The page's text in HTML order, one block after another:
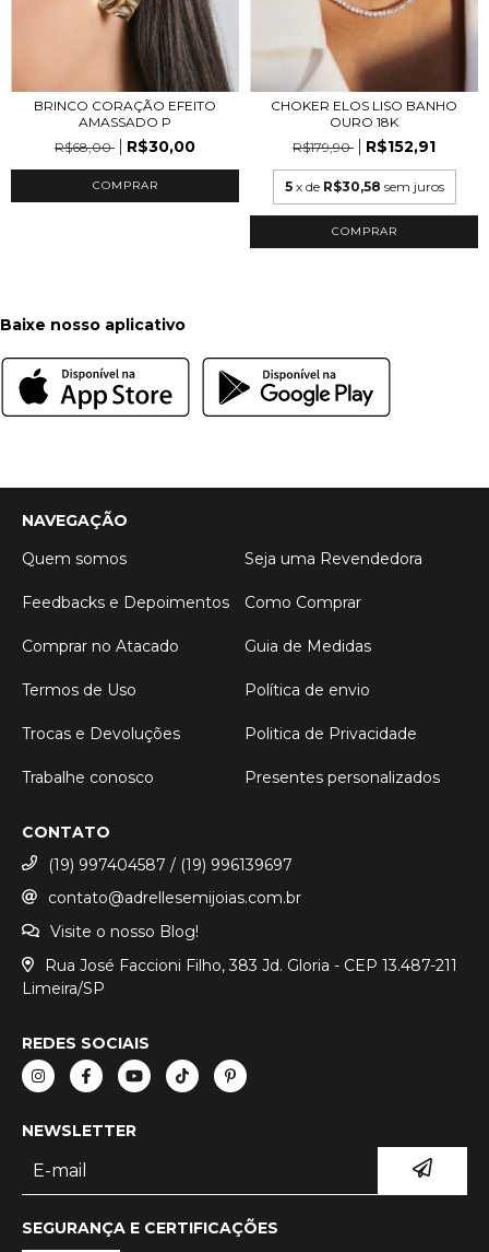
BRINCO CORAÇÃO EFEITO
AMASSADO P
R$68,00
R$30,00
COMPRAR
CHOKER ELOS LISO BANHO
OURO 18K
R$179,90
R$152,91
5 x de R$30,58 sem juros
Baixe nosso aplicativo
NAVEGAÇÃO
Quem somos
Seja uma Revendedora
Feedbacks e Depoimentos Como Comprar
Comprar no Atacado Guia de Medidas
Termos de Uso Política de envio
Trocas e Devoluções Politica de Privacidade
Trabalhe conosco Presentes personalizados
CONTATO
(19) 997404587 / (19) 996139697
contato@adrellesemijoias.com.br
Visite o nosso Blog!
Rua José Faccioni Filho, 383 Jd. Gloria - CEP 13.487-211
Limeira/SP
REDES SOCIAIS
NEWSLETTER
SEGURANÇA E CERTIFICAÇÕES